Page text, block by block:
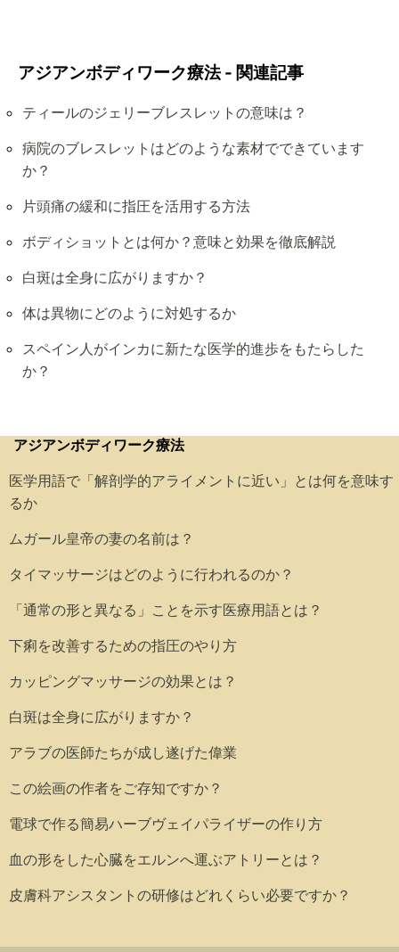
アジアンボディワーク療法 - 関連記事
ティールのジェリーブレスレットの意味は？
病院のブレスレットはどのような素材でできています
か？
片頭痛の緩和に指圧を活用する方法
ボディショットとは何か？意味と効果を徹底解説
白斑は全身に広がりますか？
体は異物にどのように対処するか
スペイン人がインカに新たな医学的進歩をもたらした
か？
アジアンボディワーク療法
医学用語で「解剖学的アライメントに近い」とは何を意味す
るか
ムガール皇帝の妻の名前は？
タイマッサージはどのように行われるのか？
「通常の形と異なる」ことを示す医療用語とは？
下痢を改善するための指圧のやり方
カッピングマッサージの効果とは？
白斑は全身に広がりますか？
アラブの医師たちが成し遂げた偉業
この絵画の作者をご存知ですか？
電球で作る簡易ハーブヴェイパライザーの作り方
血の形をした心臓をエルンへ運ぶアトリーとは？
皮膚科アシスタントの研修はどれくらい必要ですか？